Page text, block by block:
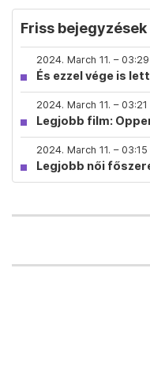
Friss bejegyzések
2024. March 11. – 03:29
És ezzel vége is
2024. March 11. – 03:21
Legjobb film:
2024. March 11. – 03:15
Legjobb női